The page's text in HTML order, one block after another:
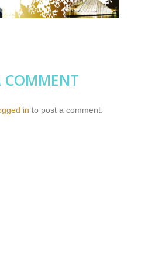
COMMENT
in to post a comment.